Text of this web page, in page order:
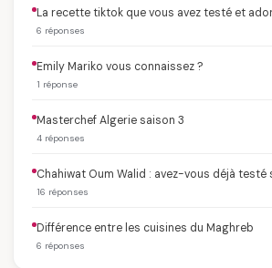
La recette tiktok que vous avez testé et
6 réponses
Emily Mariko vous connaissez ?
1 réponse
Masterchef Algerie saison 3
4 réponses
Chahiwat Oum Walid : avez-vous déjà testé
16 réponses
Différence entre les cuisines du Maghreb
6 réponses